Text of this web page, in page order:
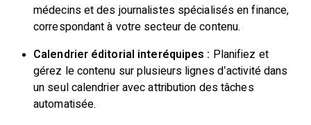
médecins et des journalistes spécialisés en finance,
correspondant à votre secteur de contenu.
Calendrier éditorial interéquipes : Planifiez et
gérez le contenu sur plusieurs lignes d’activité dans
un seul calendrier avec attribution des tâches
automatisée.